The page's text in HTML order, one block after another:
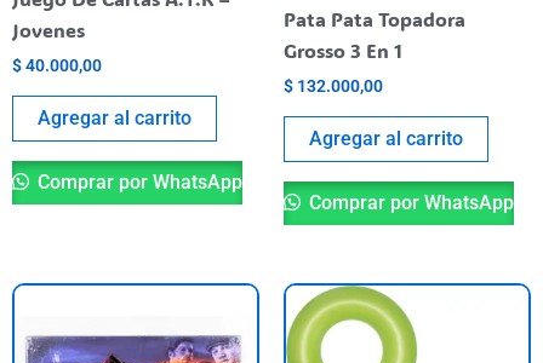
Jovenes
$40.000,00
Agregar al carrito
Comprar por WhatsApp
Pata Pata Topadora
Grosso 3 En 1
$ 132.000,00
Agregar al carrito
Comprar por WhatsApp